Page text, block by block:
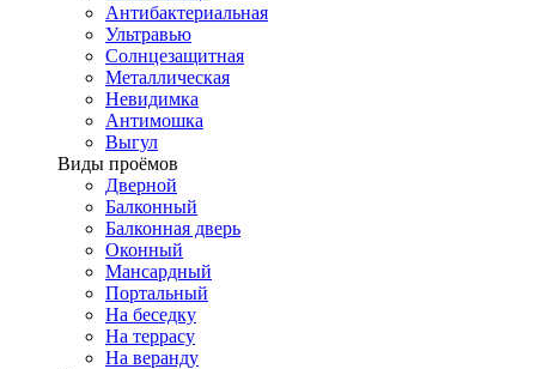
Антибактериальная
Ультравью
Солнцезащитная
Металлическая
Невидимка
Антимошка
Выгул
Виды проёмов
Дверной
Балконный
Балконная дверь
Оконный
Мансардный
Портальный
На беседку
На террасу
На веранду